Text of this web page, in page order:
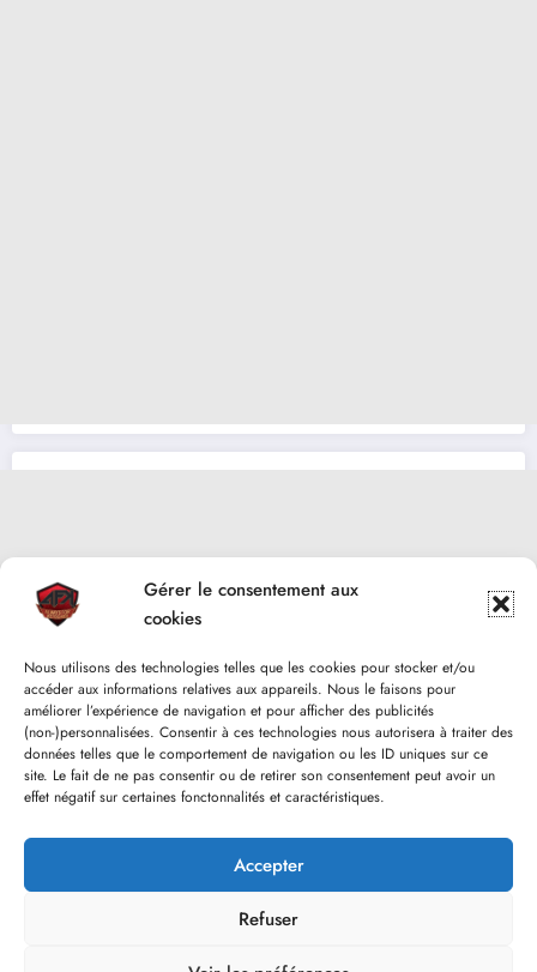
Gérer le consentement aux
cookies
Nous utilisons des technologies telles que les cookies pour stocker et/ou
accéder aux informations relatives aux appareils. Nous le faisons pour
améliorer l’expérience de navigation et pour afficher des publicités
(non-)personnalisées. Consentir à ces technologies nous autorisera à traiter des
données telles que le comportement de navigation ou les ID uniques sur ce
site. Le fait de ne pas consentir ou de retirer son consentement peut avoir un
effet négatif sur certaines fonctonnalités et caractéristiques.
Accepter
Refuser